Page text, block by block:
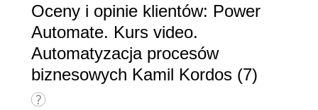
Oceny i opinie klientów: Power
Automate. Kurs video.
Automatyzacja procesów
biznesowych Kamil Kordos (7)